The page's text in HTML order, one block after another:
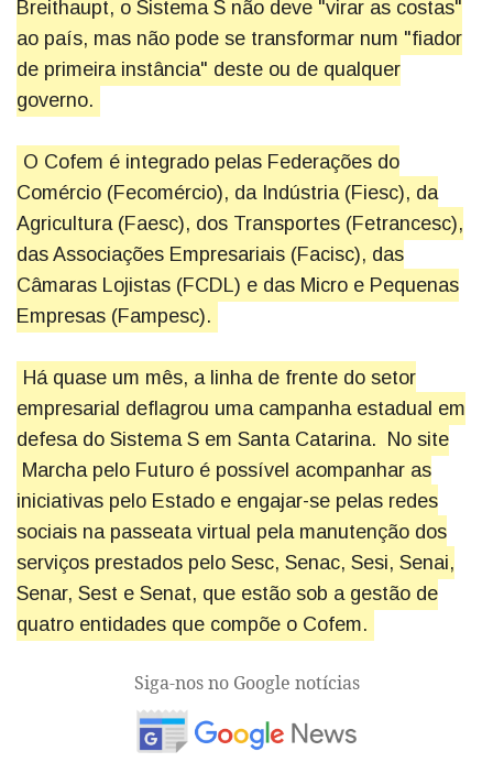
Breithaupt, o Sistema S não deve "virar as costas"
ao país, mas não pode se transformar num "fiador
de primeira instância" deste ou de qualquer
governo.
O Cofem é integrado pelas Federações do
Comércio (Fecomércio), da Indústria (Fiesc), da
Agricultura (Faesc), dos Transportes (Fetrancesc),
das Associações Empresariais (Facisc), das
Câmaras Lojistas (FCDL) e das Micro e Pequenas
Empresas (Fampesc).
Há quase um mês, a linha de frente do setor
empresarial deflagrou uma campanha estadual em
defesa do Sistema S em Santa Catarina. No site
Marcha pelo Futuro é possível acompanhar as
iniciativas pelo Estado e engajar-se pelas redes
sociais na passeata virtual pela manutenção dos
serviços prestados pelo Sesc, Senac, Sesi, Senai,
Senar, Sest e Senat, que estão sob a gestão de
quatro entidades que compõe o Cofem.
Siga-nos no Google notícias